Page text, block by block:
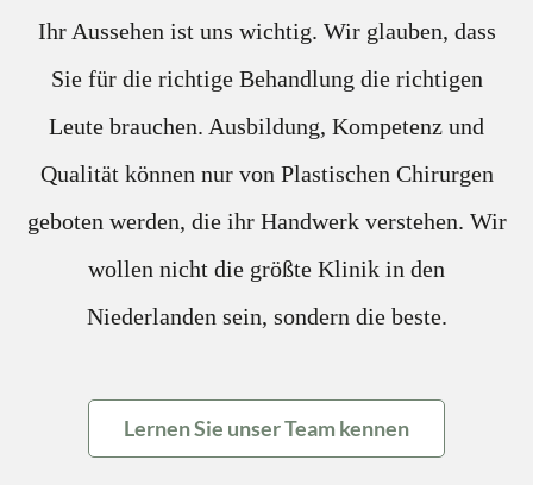
Ihr Aussehen ist uns wichtig. Wir glauben, dass
Sie für die richtige Behandlung die richtigen
Leute brauchen. Ausbildung, Kompetenz und
Qualität können nur von Plastischen Chirurgen
geboten werden, die ihr Handwerk verstehen. Wir
wollen nicht die größte Klinik in den
Niederlanden sein, sondern die beste.
Lernen Sie unser Team kennen